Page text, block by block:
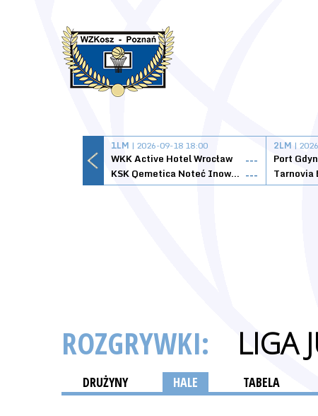
1LM | 2026-09-18 18:00
WKK Active Hotel Wrocław
---
KSK Qemetica Noteć Inowrocław ---
2LM |
Port
ROZGRYWKI: LIGA
DRUŻYNY HALE TABELA